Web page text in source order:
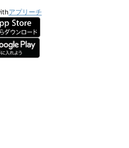
アプリーチ